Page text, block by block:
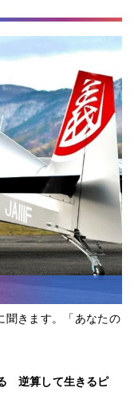
聞きます。「あなたの
逆算して生きるピ